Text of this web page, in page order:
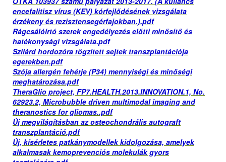
encefalitisz vírus (KEV) kórfejlődésének vizsgálata
érzékeny és rezisztensegérfajokban.).pdf
Rágcsálóírtó szerek engedélyezés előtti minősítő és
hatékonysági vizsgálata.pdf
Szilárd hordozóra rögzített sejtek transzplantációja
egerekben.pdf
Szója allergén fehérje (P34) mennyiségi és minőségi
meghatározása.pdf
TheraGlio project, FP7.HEALTH.2013.INNOVATION.1, No.
62923.2, Microbubble driven multimodal imaging and
theranostics for gliomas..pdf
Új megvilágításban az osteochondrális autograft
transzplantáció.pdf
Új, kísérletes patkánymodellek kidolgozása, amelyek
alkalmasak kemoprevenciós molekulák gyors